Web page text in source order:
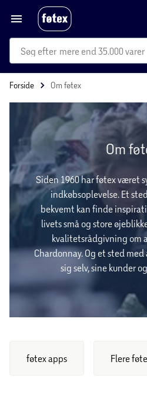
mere end 35.000 varer
Forside Om føtex
Om
Siden 1960 har føtex været
indkøbsoplevelse. Et
bekvemt kan finde
livets små og store
kvalitetsrådgivning om
Chardonnay. Og et sted
sig selv, sine kunder
føtex apps Flere